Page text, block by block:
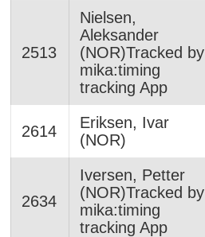
2513
Nielsen,
Aleksander
(NOR)Tracked by
mika:timing
tracking App
2614
Eriksen, Ivar
(NOR)
2634
Iversen, Petter
(NOR)Tracked by
mika:timing
tracking App